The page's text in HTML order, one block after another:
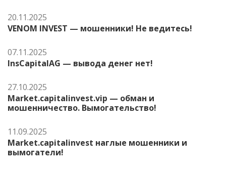
20.11.2025
VENOM INVEST — мошенники! Не ведитесь!
07.11.2025
InsCapitalAG — вывода денег нет!
27.10.2025
Market.capitalinvest.vip — обман и
мошенничество. Вымогательство!
11.09.2025
Market.capitalinvest наглые мошенники и
вымогатели!